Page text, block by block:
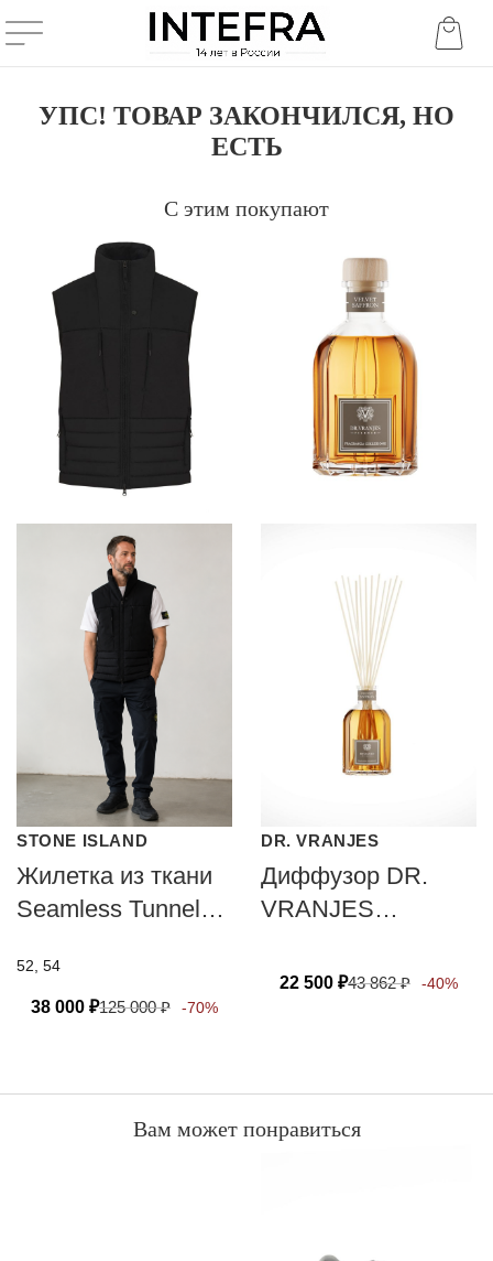
УПС! ТОВАР ЗАКОНЧИЛСЯ, НО
ЕСТЬ
С этим покупают
STONE ISLAND
Жилетка из ткани
Seamless Tunnel
52, 54
38 000 ₽125 000₽ -70%
DR. VRANJES
Диффузор DR.
VRANJES
SAFFRON
22 500 ₽43 862₽ -40%
Вам может понравиться